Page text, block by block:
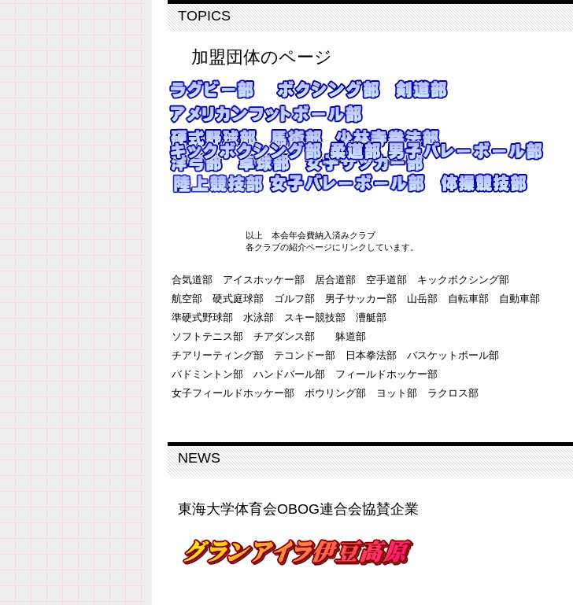
TOPICS
加盟団体のページ
以上 本会年会費納入済みクラブ
各クラブの紹介ページにリンクしています。
合気道部 アイスホッケー部 居合道部 空手道部 キックボクシング部
航空部 硬式庭球部 ゴルフ部 男子サッカー部 山岳部 自転車部 自動車部
準硬式野球部 水泳部 スキー競技部 漕艇部
ソフトテニス部 チアダンス部 躰道部
チアリーティング部 テコンドー部 日本拳法部 バスケットボール部
バドミントン部 ハンドバール部 フィールドホッケー部
女子フィールドホッケー部 ボウリング部 ヨット部 ラクロス部
NEWS
東海大学体育会OBOG連合会協賛企業